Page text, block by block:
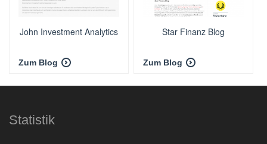
John Investment Analytics
Zum Blog
Star Finanz Blog
Zum Blog
Statistik